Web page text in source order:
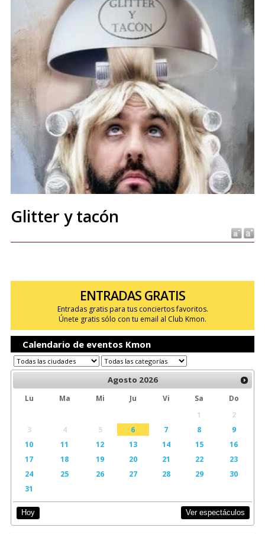
Glitter y tacón
ENTRADAS GRATIS
Entradas gratis para tus conciertos favoritos.
Únete gratis sólo con tu email al Club Kmon.
Calendario de eventos Kmon
Agosto 2026
Lu Ma Mi Ju Vi Sa
Do
1
2
3
4 5 6 7 8
9
10
11 12 13 14 15
16
17
18 19 20 21 22
23
24
25 26 27 28 29
30
31
Hoy Ver espectáculos